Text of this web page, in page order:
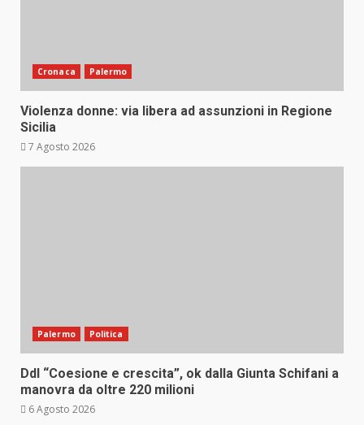
Cronaca Palermo
Violenza donne: via libera ad assunzioni in Regione
Sicilia
7 Agosto 2026
Palermo Politica
Ddl “Coesione e crescita”, ok dalla Giunta Schifani a
manovra da oltre 220 milioni
6 Agosto 2026